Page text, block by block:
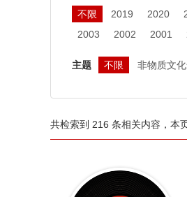
不限
2019 2020
2003
2002 2001
主题 不限 非物质文
共检索到 216 条相关内容，本